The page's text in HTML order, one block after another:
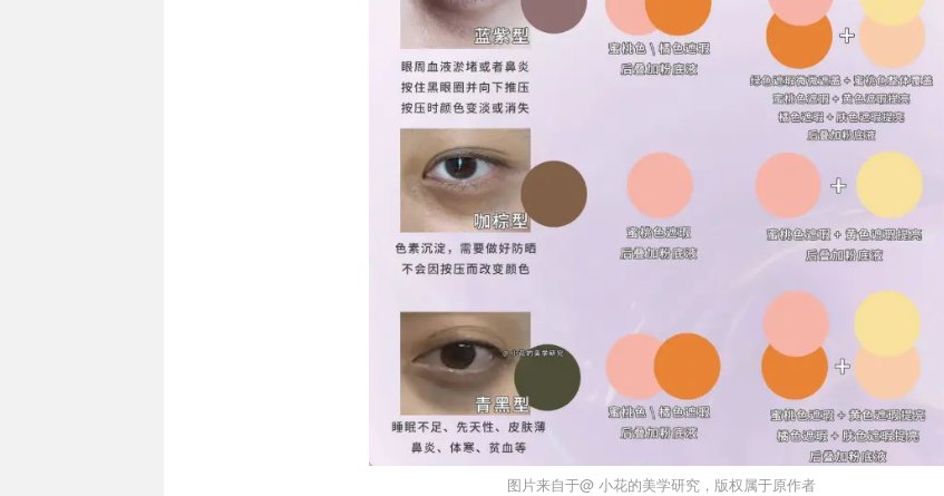
图片来自于@ 小花的美学研究，版权属于原作者